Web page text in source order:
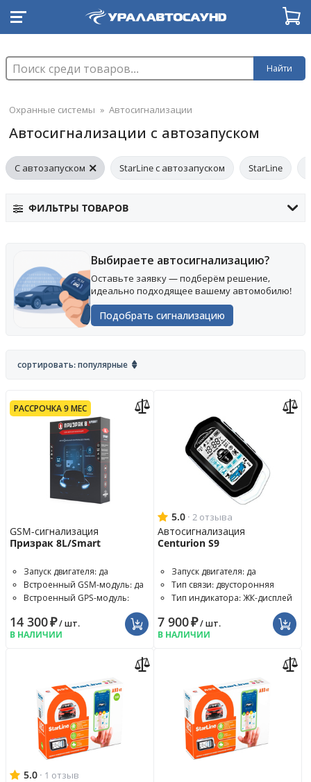
Найти
Охранные системы » Автосигнализации
Автосигнализации с автозапуском
С автозапуском StarLine с автозапуском StarLine
ФИЛЬТРЫ ТОВАРОВ
Выбираете автосигнализацию?
Оставьте заявку — подберём решение,
идеально подходящее вашему автомобилю!
Подобрать сигнализацию
сортировать: популярные
РАССРОЧКА 9 МЕС
GSM-сигнализация
Призрак 8L/Smart
Запуск двигателя: да
Встроенный GSM-модуль: да
Встроенный GPS-модуль:
14 300₽/ шт.
В НАЛИЧИИ
5.0 · 2 отзыва
Автосигнализация
Centurion S9
Запуск двигателя: да
Тип связи: двусторонняя
Тип индикатора: ЖК-дисплей
7 900₽/ шт.
В НАЛИЧИИ
5.0 · 1 отзыв